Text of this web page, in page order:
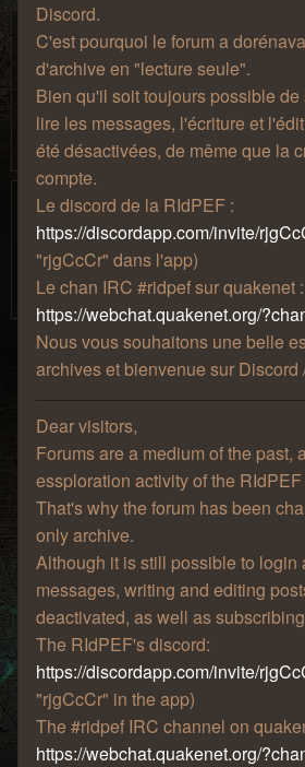
Discord.
C'est pourquoi le forum a
d'archive en "lecture seule".
Bien qu'il soit toujours possible de
lire les messages, l'écriture et
été désactivées, de même que la
compte.
Le discord de la RIdPEF :
https://discordapp.com/invite/
"rjgCcCr" dans l'app)
Le chan IRC #ridpef sur quakenet :
https://webchat.quakenet.org/
Nous vous souhaitons une belle
archives et bienvenue sur Discord
Dear visitors,
Forums are a medium of the past,
essploration activity of the
That's why the forum has been
only archive.
Although it is still possible to login
messages, writing and editing
deactivated, as well as
The RIdPEF's discord:
https://discordapp.com/invite/
"rjgCcCr" in the app)
The #ridpef IRC channel on
https://webchat.quakenet.org/
Discussions au coin du
Prenez une chopine, installez-
fauteuil à côté de la cheminée,
rien, et de n'importe quoi ! Votre
passions les plus étranges, votre
ceci a sa place ici.
Jeux-vidéo
Parce que les jeux-vidéo c'est
ensemble, participer à la vie de
présenter votre collection ou
moment, c'est l'endroit !